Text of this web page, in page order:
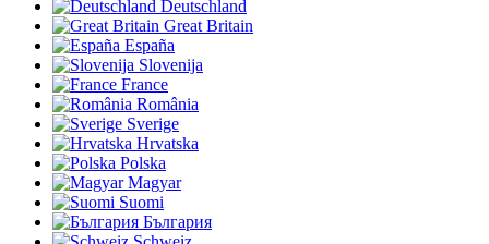
Deutschland
Great Britain
España
Slovenija
France
România
Sverige
Hrvatska
Polska
Magyar
Suomi
България